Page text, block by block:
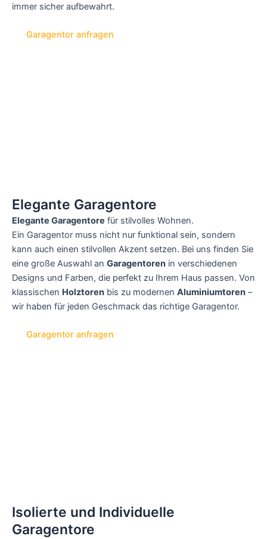
immer sicher aufbewahrt.
Garagentor anfragen
Elegante Garagentore
Elegante Garagentore für stilvolles Wohnen.
Ein Garagentor muss nicht nur funktional sein, sondern
kann auch einen stilvollen Akzent setzen. Bei uns finden Sie
eine große Auswahl an Garagentoren in verschiedenen
Designs und Farben, die perfekt zu Ihrem Haus passen. Von
klassischen Holztoren bis zu modernen Aluminiumtoren –
wir haben für jeden Geschmack das richtige Garagentor.
Garagentor anfragen
Isolierte und Individuelle
Garagentore